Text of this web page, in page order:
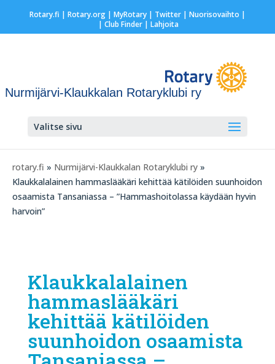
Rotary.fi | Rotary.org| MyRotary| Twitter| Nuorisovaihto |
| Club Finder| Lahjoita
Nurmijärvi-Klaukkalan Rotaryklubi ry
Valitse sivu
rotary.fi » Nurmijärvi-Klaukkalan Rotaryklubi ry »
Klaukkalalainen hammaslääkäri kehittää kätilöiden suunhoidon
osaamista Tansaniassa – ”Hammashoitolassa käydään hyvin
harvoin”
Klaukkalalainen
hammaslääkäri
kehittää kätilöiden
suunhoidon osaamista